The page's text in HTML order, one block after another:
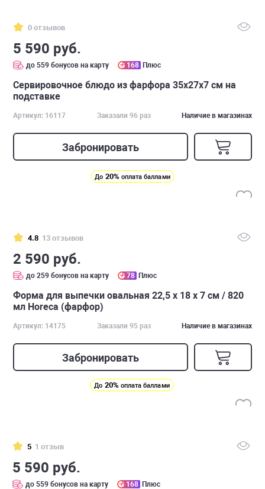
0 отзывов
5 590 руб.
до 559 бонусов на карту 168 Плюс
Cервировочное блюдо из фарфора 35х27х7 см на
подставке
Артикул: 16117 Заказали 96 раз Наличие в магазинах
Забронировать
До 20% оплата баллами
4.8 13 отзывов
2 590 руб.
до 259 бонусов на карту 78 Плюс
Форма для выпечки овальная 22,5 х 18 х 7 см / 820
мл Horeca (фарфор)
Артикул: 14175 Заказали 95 раз Наличие в магазинах
Забронировать
До 20% оплата баллами
5 1 отзыв
5 590 руб.
до 559 бонусов на карту 168 Плюс